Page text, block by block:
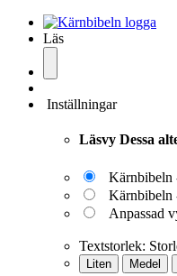
Läs
Inställningar
Läsvy Dessa
Kärnbibeln
Kärnbibeln
Anpassad
Textstorlek:
Liten Medel